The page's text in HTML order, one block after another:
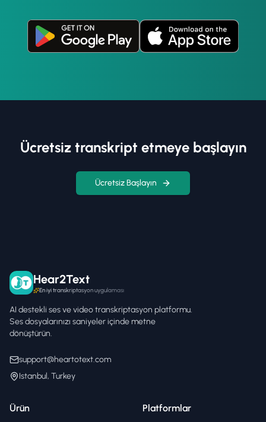
Ücretsiz transkript etmeye başlayın
Ücretsiz Başlayın
Hear2Text
En iyi transkriptasyon uygulaması
AI destekli ses ve video transkriptasyon platformu.
Ses dosyalarınızı saniyeler içinde metne
dönüştürün.
support@heartotext.com
Istanbul, Turkey
Ürün Platformlar